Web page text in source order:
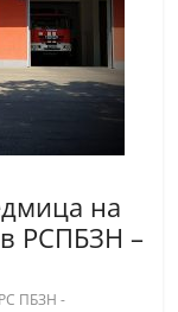
на
РСПБЗН –
РС ПБЗН -